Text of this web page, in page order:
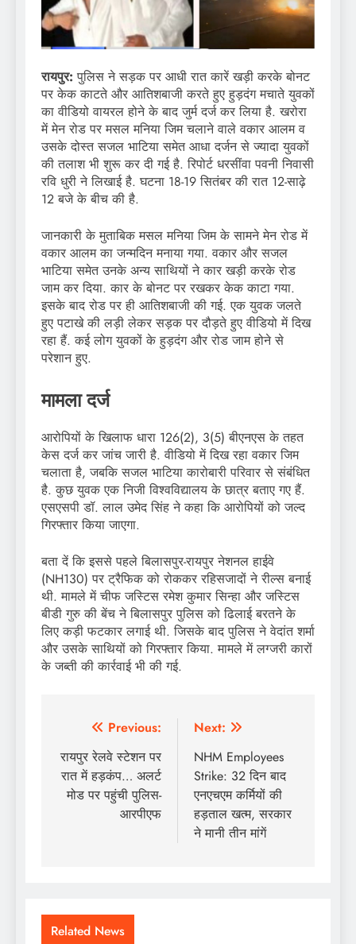
रायपुर: पुलिस ने सड़क पर आधी रात कारें खड़ी करके बोनट
पर केक काटते और आतिशबाजी करते हुए हुड़दंग मचाते युवकों
का वीडियो वायरल होने के बाद जुर्म दर्ज कर लिया है. खरोरा
में मेन रोड पर मसल मनिया जिम चलाने वाले वकार आलम व
उसके दोस्त सजल भाटिया समेत आधा दर्जन से ज्यादा युवकों
की तलाश भी शुरू कर दी गई है. रिपोर्ट धरसींवा पवनी निवासी
रवि धुरी ने लिखाई है. घटना 18-19 सितंबर की रात 12-साढ़े
12 बजे के बीच की है.
जानकारी के मुताबिक मसल मनिया जिम के सामने मेन रोड में
वकार आलम का जन्मदिन मनाया गया. वकार और सजल
भाटिया समेत उनके अन्य साथियों ने कार खड़ी करके रोड
जाम कर दिया. कार के बोनट पर रखकर केक काटा गया.
इसके बाद रोड पर ही आतिशबाजी की गई. एक युवक जलते
हुए पटाखे की लड़ी लेकर सड़क पर दौड़ते हुए वीडियो में दिख
रहा हैं. कई लोग युवकों के हुड़दंग और रोड जाम होने से
परेशान हुए.
मामला दर्ज
आरोपियों के खिलाफ धारा 126(2), 3(5) बीएनएस के तहत
केस दर्ज कर जांच जारी है. वीडियो में दिख रहा वकार जिम
चलाता है, जबकि सजल भाटिया कारोबारी परिवार से संबंधित
है. कुछ युवक एक निजी विश्वविद्यालय के छात्र बताए गए हैं.
एसएसपी डॉ. लाल उमेद सिंह ने कहा कि आरोपियों को जल्द
गिरफ्तार किया जाएगा.
बता दें कि इससे पहले बिलासपुर-रायपुर नेशनल हाईवे
(NH130) पर ट्रैफिक को रोककर रहिसजादों ने रील्स बनाई
थी. मामले में चीफ जस्टिस रमेश कुमार सिन्हा और जस्टिस
बीडी गुरु की बेंच ने बिलासपुर पुलिस को ढिलाई बरतने के
लिए कड़ी फटकार लगाई थी. जिसके बाद पुलिस ने वेदांत शर्मा
और उसके साथियों को गिरफ्तार किया. मामले में लग्जरी कारों
के जब्ती की कार्रवाई भी की गई.
Post
navigation
Previous:
रायपुर रेलवे स्टेशन पर
रात में हड़कंप… अलर्ट
मोड पर पहुंची पुलिस-
आरपीएफ
Next:
NHM Employees
Strike: 32 दिन बाद
एनएचएम कर्मियों की
हड़ताल खत्म, सरकार
ने मानी तीन मांगें
Related News